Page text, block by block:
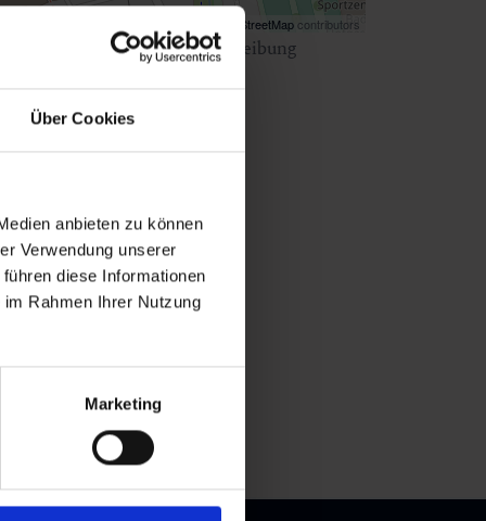
Über Cookies
anbieten zu können
Verwendung unserer
diese Informationen
Rahmen Ihrer Nutzung
Marketing
OpenStreetMap contributors
für eine Wegbeschreibung